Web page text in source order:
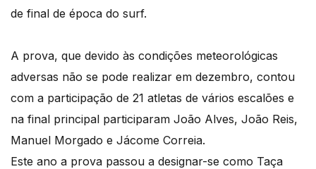
de final de época do surf.
A prova, que devido às condições meteorológicas
adversas não se pode realizar em dezembro, contou
com a participação de 21 atletas de vários escalões e
na final principal participaram João Alves, João Reis,
Manuel Morgado e Jácome Correia.
Este ano a prova passou a designar-se como Taça